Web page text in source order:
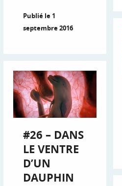
Publié le 1
septembre 2016
#26 – DANS
LE VENTRE
D’UN
DAUPHIN